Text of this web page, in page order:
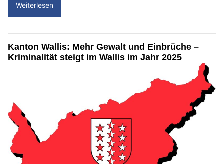
Weiterlesen
Kanton Wallis: Mehr Gewalt und Einbrüche –
Kriminalität steigt im Wallis im Jahr 2025